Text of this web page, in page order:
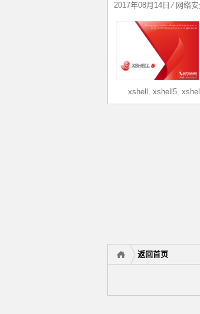
2017年08月14日 ⁄ 网络
xshell , xshell5,
返回首页